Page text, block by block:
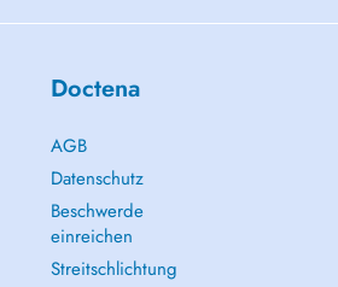
Doctena
AGB
Datenschutz
Beschwerde
einreichen
Streitschlichtung